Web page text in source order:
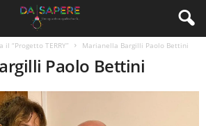
il “Progetto TERRY” Marianella Bargilli Paolo Bettini
Paolo Bettini